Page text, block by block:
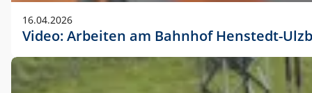
16.04.2026
Video: Arbeiten am Bahnhof Henstedt-